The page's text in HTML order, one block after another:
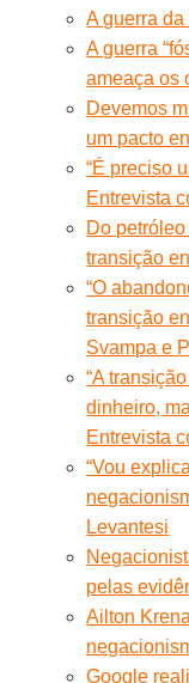
A guerra
A guerra
ameaça os
Devemos
um pacto
“É preciso
Entrevista
Do
transição
“O
transição
Svampa e
“A
dinheiro,
Entrevista
“Vou
Levantesi
pelas
Ailton
Google